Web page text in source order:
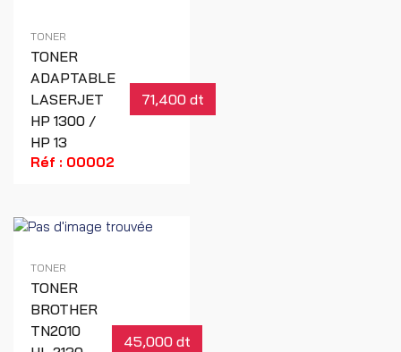
TONER
TONER
ADAPTABLE
LASERJET
HP 1300 /
HP 13
71,400 dt
Réf : 00002
TONER
TONER
BROTHER
TN2010
45,000 dt